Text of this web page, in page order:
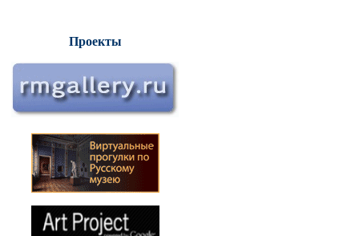
Проекты